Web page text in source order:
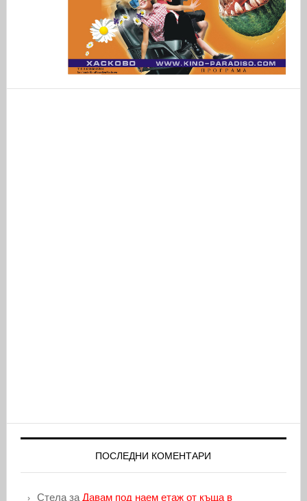
ПОСЛЕДНИ КОМЕНТАРИ
Стелаза Давам под наем етаж от къща в